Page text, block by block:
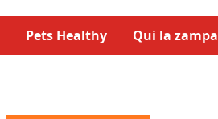
Pets Healthy Qui la zampa